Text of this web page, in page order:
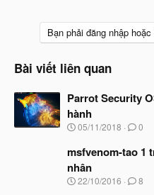
Bạn phải đăng nhập
Bài viết liên quan
Parrot Security
hành
N
à
y
b
ắ
05/11/2018 0
msfvenom-tao 1
nhân
N
22/10/2016 8